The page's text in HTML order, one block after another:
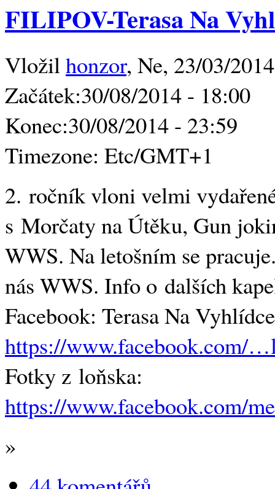
FILIPOV-Terasa Na
Vložilhonzor, Ne, 23/03/
Začátek:30/08/2014 - 18:00
Konec:30/08/2014 - 23:59
Timezone: Etc/GMT+1
2. ročník vloni velmi
s Morčaty na Útěku, Gun
WWS. Na letošním se
nás WWS. Info o dalších
Facebook: Terasa Na
https://www.facebook.com/
Fotky z loňska:
https://www.facebook.com/
»